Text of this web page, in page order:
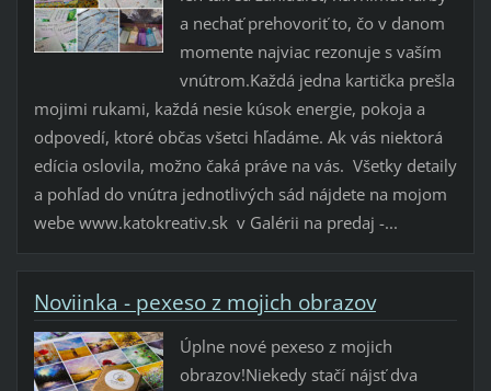
a nechať prehovoriť to, čo v danom
momente najviac rezonuje s vaším
vnútrom. ​Každá jedna kartička prešla
mojimi rukami, každá nesie kúsok energie, pokoja a
odpovedí, ktoré občas všetci hľadáme. Ak vás niektorá
edícia oslovila, možno čaká práve na vás. Všetky detaily
a pohľad do vnútra jednotlivých sád nájdete na mojom
webe www.katokreativ.sk v Galérii na predaj -...
Noviinka - pexeso z mojich obrazov
Úplne nové pexeso z mojich
obrazov!Niekedy stačí nájsť dva